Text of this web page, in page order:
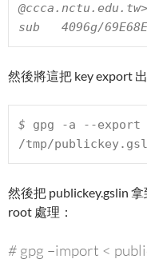
@ccca.nctu.edu.tw>
sub   4096g/
然後將這把 key export 出
$ gpg -a --
/tmp/
然後把 publickey.gslin 拿
root 處理：
# gpg –import <